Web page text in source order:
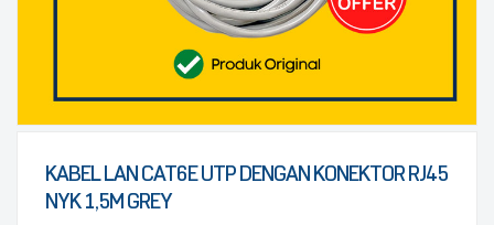
KABEL LAN CAT6E UTP DENGAN KONEKTOR RJ45
NYK 1,5M GREY